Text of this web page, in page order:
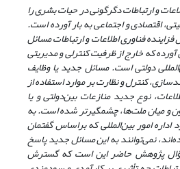
و ارتباطات دگرگونی در حیات بشری را
اقتصادی و اجتماعی به بار آورده است.
فناوری اطلاعات و ارتباطات مسائل
که خارج از ظرفیت کنترلی و مدیریتی
دولتی است. مسائل‌ جدید یا وظایف
کنترل‌ و نظارت‌ بر موارد استفاده‌ از
نوع‌ جدید منازعات ‌بین‌دولتی‌ و یا
و میان‌ ملت‌ها، چشمگیرتر شده‌ است‌. به
امور بین‌المللی‌ که بر‌اساس گفتمان
نمی‌توانند به‌ این‌ مسائل‌ جدید پاسخ‌
پژوهش حاضر این است که گسترش